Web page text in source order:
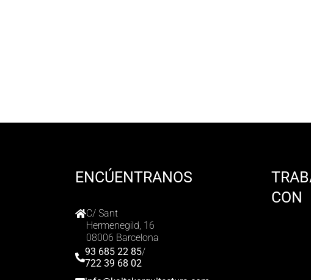
ENCÚENTRANOS
C/ Sant
Hermenegild, 16
08006 Barcelona
93 685 22 85/
722 39 68 02
CON